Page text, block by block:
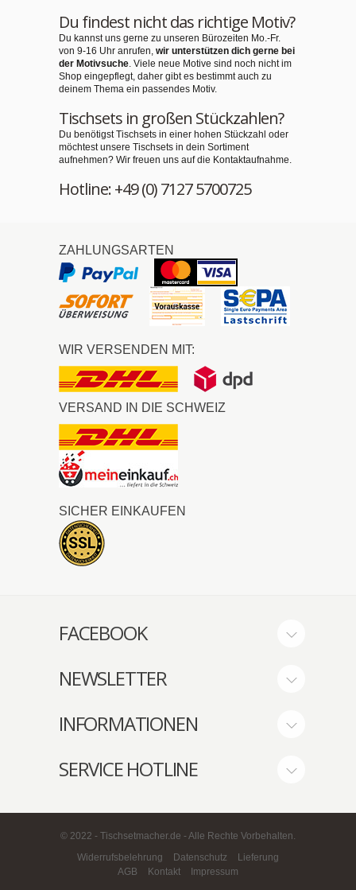
Du findest nicht das richtige Motiv?
Du kannst uns gerne zu unseren Bürozeiten Mo.-Fr.
von 9-16 Uhr anrufen, wir unterstützen dich gerne bei
der Motivsuche. Viele neue Motive sind noch nicht im
Shop eingepflegt, daher gibt es bestimmt auch zu
deinem Thema ein passendes Motiv.
Tischsets in großen Stückzahlen?
Du benötigst Tischsets in einer hohen Stückzahl oder
möchtest unsere Tischsets in dein Sortiment
aufnehmen? Wir freuen uns auf die Kontaktaufnahme.
Hotline: +49 (0) 7127 5700725
ZAHLUNGSARTEN
WIR VERSENDEN MIT:
VERSAND IN DIE SCHWEIZ
SICHER EINKAUFEN
FACEBOOK
NEWSLETTER
INFORMATIONEN
SERVICE HOTLINE
© 2022 - Tischsetmacher.de - Alle Rechte Vorbehalten.
Widerrufsbelehrung
Datenschutz
Lieferung
AGB
Kontakt Impressum